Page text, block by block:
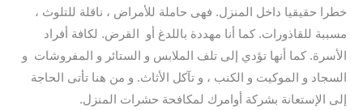
خطرا حقيقيا داخل المنزل. فهى حاملة للأمراض ، ناقلة للتلوث ،
مسببة للقاذورات. كما أنا مهددة باللدغ أو القرض. لكافة أفراد
الأسرة. كما أنها تؤدي إلى تلف الملابس و الستائر و المفروشات و
السجاد و الموكيت و الكنب ، و تآكل الأثاث. و من هنا تأتى الحاجة
إلى الإستعانة بشركة أوامرك لمكافحة حشرات المنزل.